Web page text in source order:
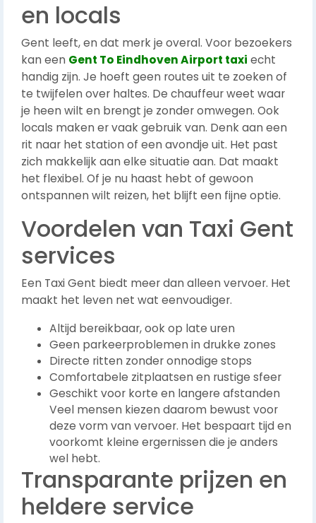
en locals
Gent leeft, en dat merk je overal. Voor bezoekers
kan een Gent To Eindhoven Airport taxi echt
handig zijn. Je hoeft geen routes uit te zoeken of
te twijfelen over haltes. De chauffeur weet waar
je heen wilt en brengt je zonder omwegen. Ook
locals maken er vaak gebruik van. Denk aan een
rit naar het station of een avondje uit. Het past
zich makkelijk aan elke situatie aan. Dat maakt
het flexibel. Of je nu haast hebt of gewoon
ontspannen wilt reizen, het blijft een fijne optie.
Voordelen van Taxi Gent
services
Een Taxi Gent biedt meer dan alleen vervoer. Het
maakt het leven net wat eenvoudiger.
Altijd bereikbaar, ook op late uren
Geen parkeerproblemen in drukke zones
Directe ritten zonder onnodige stops
Comfortabele zitplaatsen en rustige sfeer
Geschikt voor korte en langere afstanden
Veel mensen kiezen daarom bewust voor
deze vorm van vervoer. Het bespaart tijd en
voorkomt kleine ergernissen die je anders
wel hebt.
Transparante prijzen en
heldere service